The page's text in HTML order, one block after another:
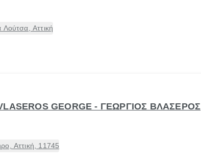
Λούτσα, Αττική
GEORGE - ΓΕΩΡΓΙΟΣ ΒΛΑΣΕΡΟΣ
Αττική, 11745